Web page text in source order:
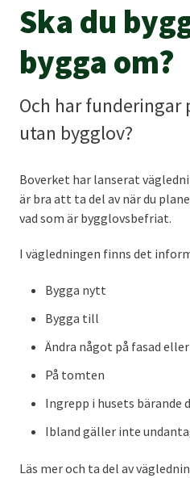
Ska du
bygga om?
Och har funderingar
utan bygglov?
Boverket har lanserat
är bra att ta del av när du
vad som är bygglovsbefriat.
I vägledningen finns det
Bygga nytt
Bygga till
Ändra något på fasad
På tomten
Ingrepp i husets bärande
Ibland gäller inte
Läs mer och ta del av